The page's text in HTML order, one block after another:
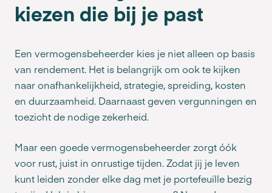
kiezen die bij je past
Een vermogensbeheerder kies je niet alleen op basis
van rendement. Het is belangrijk om ook te kijken
naar onafhankelijkheid, strategie, spreiding, kosten
en duurzaamheid. Daarnaast geven vergunningen en
toezicht de nodige zekerheid.
Maar een goede vermogensbeheerder zorgt óók
voor rust, juist in onrustige tijden. Zodat jij je leven
kunt leiden zonder elke dag met je portefeuille bezig